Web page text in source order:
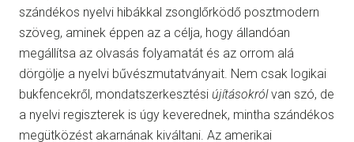
szándékos nyelvi hibákkal zsonglőrködő posztmodern
szöveg, aminek éppen az a célja, hogy állandóan
megállítsa az olvasás folyamatát és az orrom alá
dörgölje a nyelvi bűvészmutatványait. Nem csak logikai
bukfencekről, mondatszerkesztési újításokrólvan szó, de
a nyelvi regiszterek is úgy keverednek, mintha szándékos
megütközést akarnának kiváltani. Az amerikai